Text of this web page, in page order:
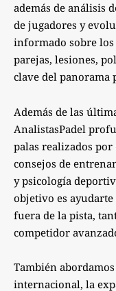
además de análisis
de jugadores y
informado sobre
parejas, lesiones,
clave del panorama
Además de las
AnalistasPadel
palas realizados
consejos de
y psicología
objetivo es
fuera de la pista,
competidor
También
internacional, la